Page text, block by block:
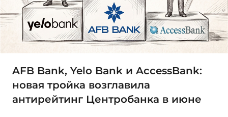
AFB Bank, Yelo Bank и AccessBank:
новая тройка возглавила
антирейтинг Центробанка в июне